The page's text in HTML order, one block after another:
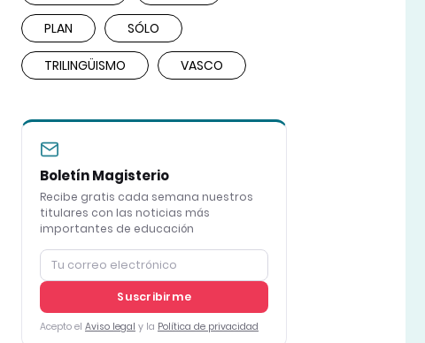
PLAN SÓLO
TRILINGÜISMO VASCO
Boletín Magisterio
Recibe gratis cada semana nuestros
titulares con las noticias más
importantes de educación
Suscribirme
Acepto el Aviso legal y la Política de privacidad